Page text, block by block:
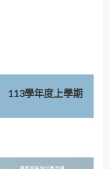
113學年度上學期